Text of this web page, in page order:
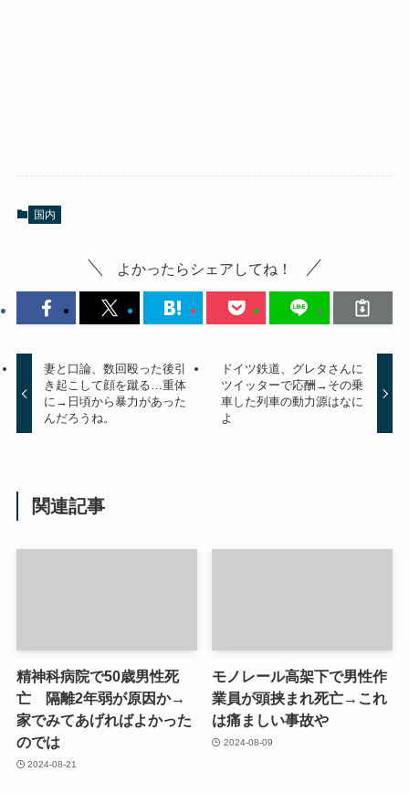
国内
よかったらシェアしてね！
妻と口論、数回殴った後引
き起こして顔を蹴る…重体
に→日頃から暴力があった
んだろうね。
ドイツ鉄道、グレタさんに
ツイッターで応酬→その乗
車した列車の動力源はなに
よ
関連記事
精神科病院で50歳男性死
亡 隔離2年弱が原因か→
家でみてあげればよかった
のでは
2024-08-21
モノレール高架下で男性作
業員が頭挟まれ死亡→これ
は痛ましい事故や
2024-08-09